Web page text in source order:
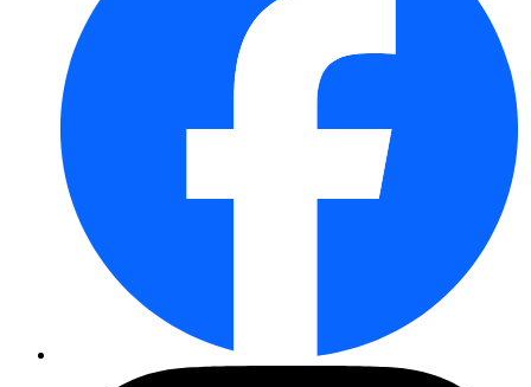
Bodendeckerrose Gärtnerfreude® ...
Kleinstrauchrose Simsalabim®